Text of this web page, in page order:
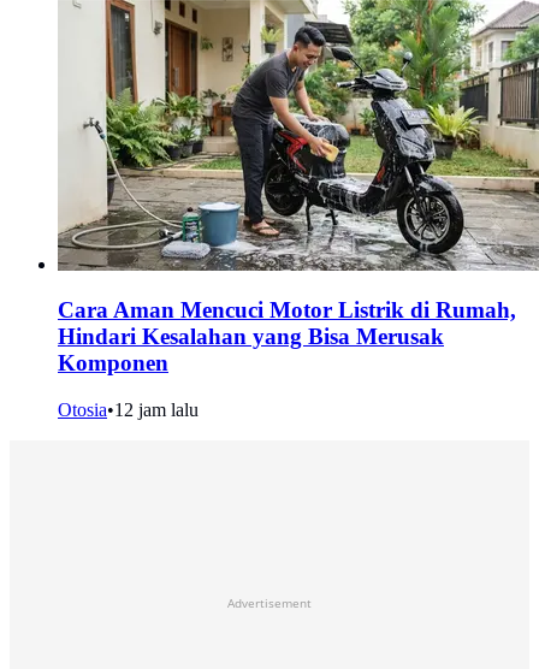
Cara Aman Mencuci Motor Listrik di Rumah,
Hindari Kesalahan yang Bisa Merusak
Komponen
Otosia•12 jam lalu
Advertisement